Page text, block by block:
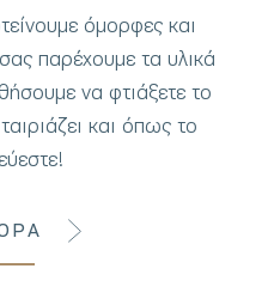
όμορφες και
παρέχουμε τα υλικά
να φτιάξετε το
και όπως το